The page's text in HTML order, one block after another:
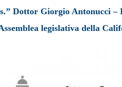
Dottor Giorgio Antonucci –
legislativa della